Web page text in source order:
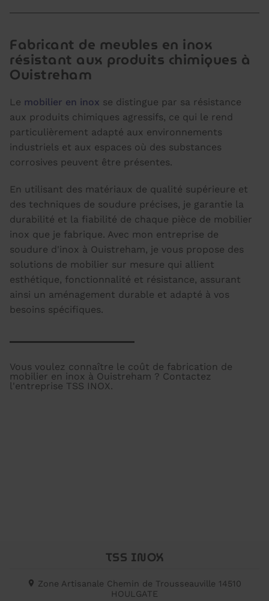
Fabricant de meubles en inox
résistant aux produits chimiques à
Ouistreham
Le mobilier en inox se distingue par sa résistance
aux produits chimiques agressifs, ce qui le rend
particulièrement adapté aux environnements
industriels et aux espaces où des substances
corrosives peuvent être présentes.
En utilisant des matériaux de qualité supérieure et
des techniques de soudure précises, je garantie la
durabilité et la fiabilité de chaque pièce de mobilier
inox que je fabrique. Avec mon entreprise de
soudure d'inox à Ouistreham, je vous propose des
solutions de mobilier sur mesure qui allient
esthétique, fonctionnalité et résistance, assurant
ainsi un aménagement durable et adapté à vos
besoins spécifiques.
Vous voulez connaître le coût de fabrication de
mobilier en inox à Ouistreham ? Contactez
l'entreprise TSS INOX.
TSS INOX
Zone Artisanale Chemin de Trousseauville 14510
HOULGATE